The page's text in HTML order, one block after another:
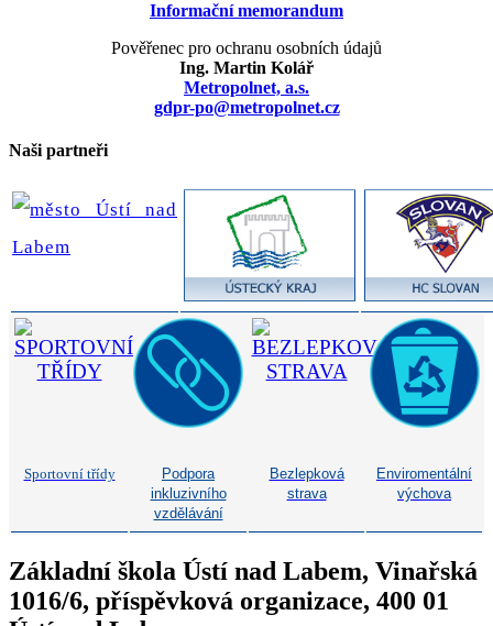
Informační memorandum
Pověřenec pro ochranu osobních údajů
Ing. Martin Kolář
Metropolnet, a.s.
gdpr-po@metropolnet.cz
Naši partneři
Sportovní třídy
Podpora
inkluzivního
vzdělávání
Bezlepková
strava
Enviromentální
výchova
Základní škola Ústí nad Labem, Vinařská
1016/6, příspěvková organizace, 400 01